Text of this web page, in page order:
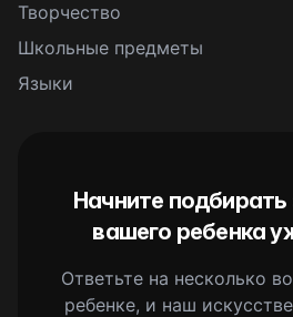
Творчество
Школьные предметы
Языки
Начните подбирать
вашего ребенка
Ответьте на несколько
ребенке, и наш